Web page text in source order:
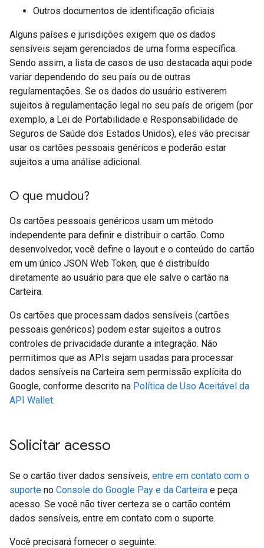
Outros documentos de identificação oficiais
Alguns países e jurisdições exigem que os dados
sensíveis sejam gerenciados de uma forma específica.
Sendo assim, a lista de casos de uso destacada aqui pode
variar dependendo do seu país ou de outras
regulamentações. Se os dados do usuário estiverem
sujeitos à regulamentação legal no seu país de origem (por
exemplo, a Lei de Portabilidade e Responsabilidade de
Seguros de Saúde dos Estados Unidos), eles vão precisar
usar os cartões pessoais genéricos e poderão estar
sujeitos a uma análise adicional.
O que mudou?
Os cartões pessoais genéricos usam um método
independente para definir e distribuir o cartão. Como
desenvolvedor, você define o layout e o conteúdo do cartão
em um único JSON Web Token, que é distribuído
diretamente ao usuário para que ele salve o cartão na
Carteira.
Os cartões que processam dados sensíveis (cartões
pessoais genéricos) podem estar sujeitos a outros
controles de privacidade durante a integração. Não
permitimos que as APIs sejam usadas para processar
dados sensíveis na Carteira sem permissão explícita do
Google, conforme descrito na Política de Uso Aceitável da
API Wallet.
Solicitar acesso
Se o cartão tiver dados sensíveis, entre em contato com o
suporte no Console do Google Pay e da Carteira e peça
acesso. Se você não tiver certeza se o cartão contém
dados sensíveis, entre em contato com o suporte.
Você precisará fornecer o seguinte: